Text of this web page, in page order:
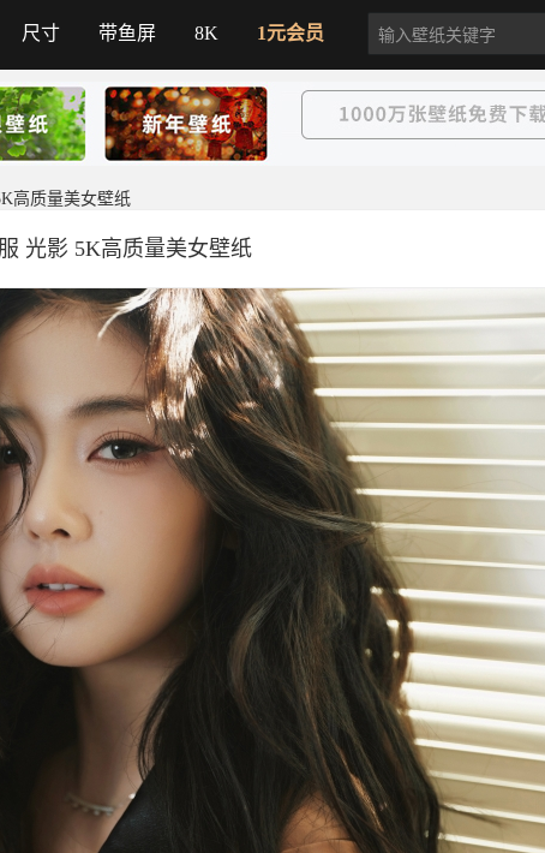
尺寸 带鱼屏 8K 1元会员
高质量美女壁纸
光影 5K高质量美女壁纸